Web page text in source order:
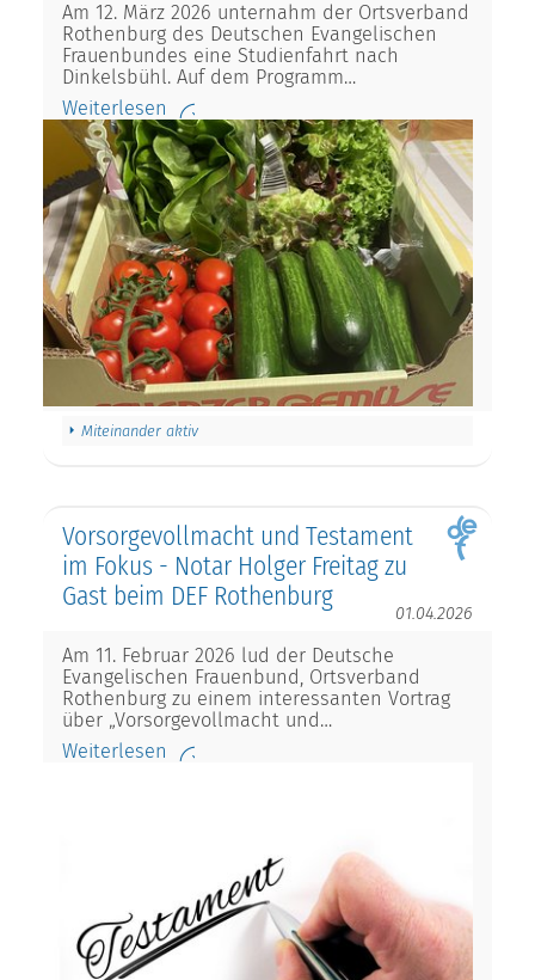
Am 12. März 2026 unternahm der Ortsverband
Rothenburg des Deutschen Evangelischen
Frauenbundes eine Studienfahrt nach
Dinkelsbühl. Auf dem Programm…
Weiterlesen
Miteinander aktiv
Vorsorgevollmacht und Testament
im Fokus - Notar Holger Freitag zu
Gast beim DEF Rothenburg
01.04.2026
Am 11. Februar 2026 lud der Deutsche
Evangelischen Frauenbund, Ortsverband
Rothenburg zu einem interessanten Vortrag
über „Vorsorgevollmacht und…
Weiterlesen